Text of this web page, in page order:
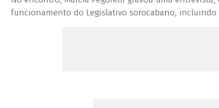
funcionamento do Legislativo sorocabano,